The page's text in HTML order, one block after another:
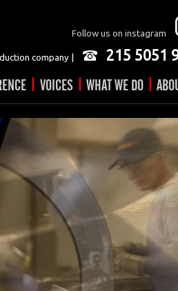
Follow us on instagram
company | 215 5051
| VOICES | WHAT WE DO |